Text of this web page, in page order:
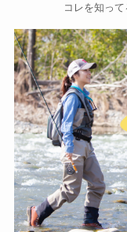
コレを知っ